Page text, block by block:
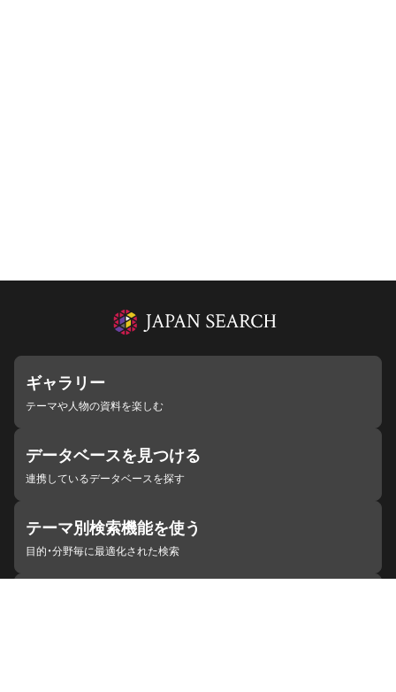
ギャラリー
テーマや人物の資料を楽しむ
データベースを見つける
連携しているデータベースを探す
テーマ別検索機能を使う
目的・分野毎に最適化された検索